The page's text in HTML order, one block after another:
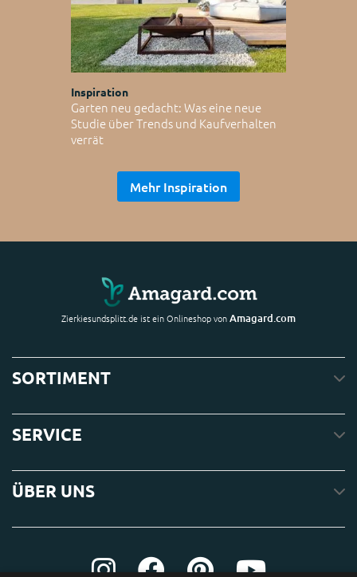
Inspiration
Garten neu gedacht: Was eine neue
Studie über Trends und Kaufverhalten
verrät
Mehr Inspiration
Zierkiesundsplitt.de ist ein Onlineshop vonAmagard.com
SORTIMENT
SERVICE
ÜBER UNS